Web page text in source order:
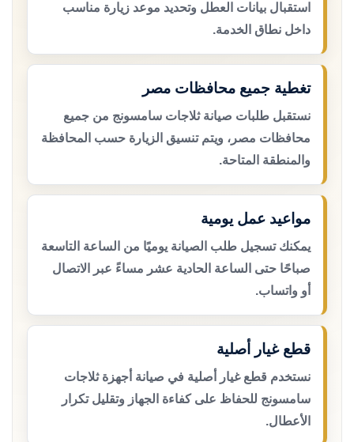
استقبال بيانات العطل وتحديد موعد زيارة مناسب
داخل نطاق الخدمة.
تغطية جميع محافظات مصر
نستقبل طلبات صيانة ثلاجات سامسونج من جميع
محافظات مصر، ويتم تنسيق الزيارة حسب المحافظة
والمنطقة المتاحة.
مواعيد عمل يومية
يمكنك تسجيل طلب الصيانة يوميًا من الساعة التاسعة
صباحًا حتى الساعة الحادية عشر مساءً عبر الاتصال
أو واتساب.
قطع غيار أصلية
نستخدم قطع غيار أصلية في صيانة أجهزة ثلاجات
سامسونج للحفاظ على كفاءة الجهاز وتقليل تكرار
الأعطال.